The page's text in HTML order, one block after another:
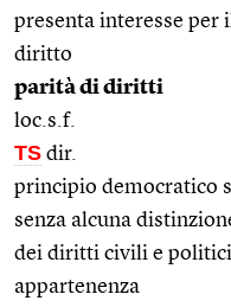
presenta interesse per
diritto
parità di diritti
loc.s.f.
TS dir.
principio democratico
senza alcuna
dei diritti civili e
appartenenza